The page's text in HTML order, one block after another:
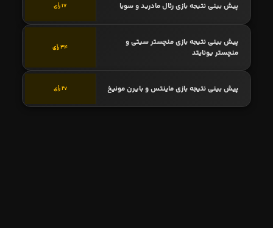
پیش بینی نتیجه بازی رئال مادرید و سویا 17 رأی
پیش بینی نتیجه بازی منچستر سیتی و
منچستر یونایتد
34 رأی
پیش بینی نتیجه بازی ماینتس و بایرن مونیخ 27 رأی